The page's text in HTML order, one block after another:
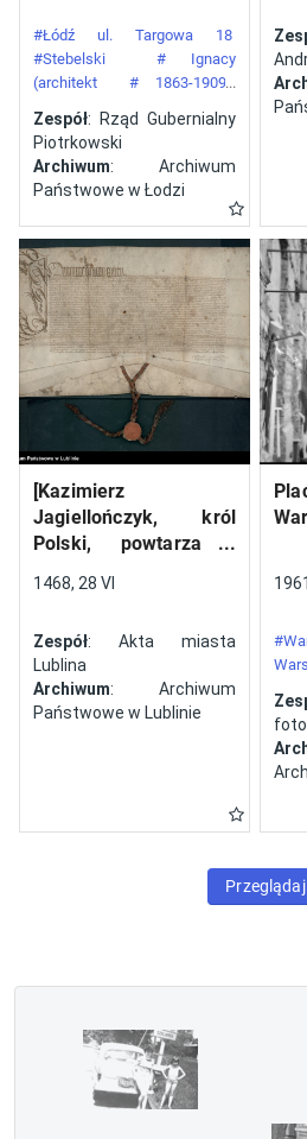
Łodzi]
#Łódź ul. Targowa 18
#Stebelski
# Ignacy
(architekt
# 1863-1909)
Zespół: Rząd Gubernialny
Piotrkowski
Archiwum: Archiwum
Państwowe w Łodzi
[Kazimierz
Jagiellończyk, król
Polski, powtarza i
wystawiony w Lublinie,
Jana ze Szczekocin,
starostę
1468, 28 VI
Zespół: Akta miasta
Lublina
Archiwum: Archiwum
Państwowe w Lublinie
1961
Przeglądaj